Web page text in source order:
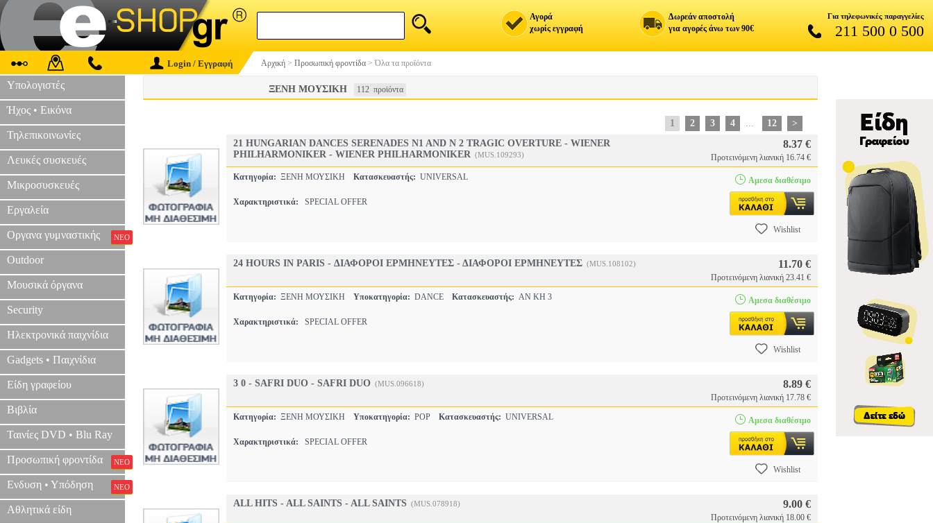
Αγορά
χωρίς εγγραφή
Δωρεάν αποστολή
για αγορές άνω των 90€
Για τηλεφωνικές παραγγελίες
211 500 0 500
Login / Εγγραφή Αρχική > Προσωπική φροντίδα >Όλα τα προϊόντα
Υπολογιστές
Ήχος • Εικόνα
Τηλεπικοινωνίες
Λευκές συσκευές
Μικροσυσκευές
Εργαλεία
Οργανα γυμναστικής ΝΕΟ
Outdoor
Μουσικά όργανα
Security
Ηλεκτρονικά παιχνίδια
Gadgets • Παιχνίδια
Είδη γραφείου
Βιβλία
Ταινίες DVD • Blu Ray
Προσωπική φροντίδα ΝΕΟ
Ενδυση • Υπόδηση ΝΕΟ
Αθλητικά είδη
ΞΕΝΗ ΜΟΥΣΙΚΗ 112 προϊόντα
1 2 3 4 ... 12
>
21 HUNGARIAN DANCES SERENADES N1 AND N 2 TRAGIC OVERTURE - WIENER
PHILHARMONIKER - WIENER PHILHARMONIKER (MUS.109293)
8.37 €
Προτεινόμενη λιανική 16.74 €
Κατηγορία: ΞΕΝΗ ΜΟΥΣΙΚΗ Κατασκευαστής: UNIVERSAL
Χαρακτηριστικά: SPECIAL OFFER
Αμεσα διαθέσιμο
Wishlist
24 HOURS IN PARIS - ΔΙΑΦΟΡΟΙ ΕΡΜΗΝΕΥΤΕΣ - ΔΙΑΦΟΡΟΙ ΕΡΜΗΝΕΥΤΕΣ (MUS.108102) 11.70 €
Προτεινόμενη λιανική 23.41 €
Κατηγορία: ΞΕΝΗ ΜΟΥΣΙΚΗ Υποκατηγορία: DANCE Κατασκευαστής: AN KH 3
Χαρακτηριστικά: SPECIAL OFFER
Αμεσα διαθέσιμο
Wishlist
3 0 - SAFRI DUO - SAFRI DUO (MUS.096618) 8.89 €
Προτεινόμενη λιανική 17.78 €
Κατηγορία: ΞΕΝΗ ΜΟΥΣΙΚΗ Υποκατηγορία: POP Κατασκευαστής: UNIVERSAL
Χαρακτηριστικά: SPECIAL OFFER
Αμεσα διαθέσιμο
Wishlist
ALL HITS - ALL SAINTS - ALL SAINTS (MUS.078918) 9.00 €
Προτεινόμενη λιανική 18.00 €